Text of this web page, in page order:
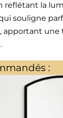
la
souligne
apportant une
: